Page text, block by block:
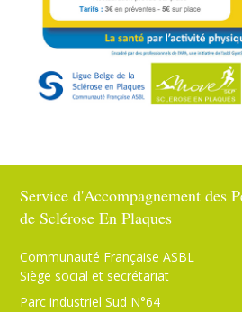
NOUS CONTACTER
Service d'Accompagnement des
de Sclérose En Plaques
Communauté Française ASBL
Siège social et secrétariat
Parc industriel Sud N°64